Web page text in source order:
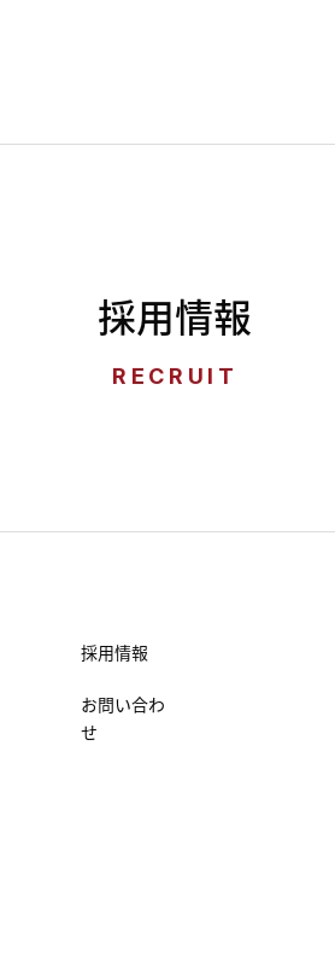
採用情報
RECRUIT
採用情報
お問い合わ
せ